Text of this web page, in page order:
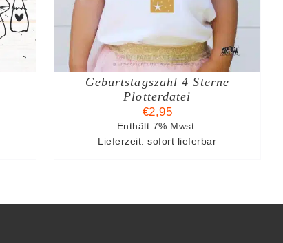
Geburtstagszahl 4 Sterne
Plotterdatei
€2,95
Enthält 7% Mwst.
Lieferzeit: sofort lieferbar